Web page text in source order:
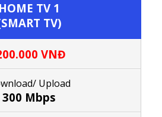
HOME TV 1
TV)
VNĐ
Upload
300 Mbps